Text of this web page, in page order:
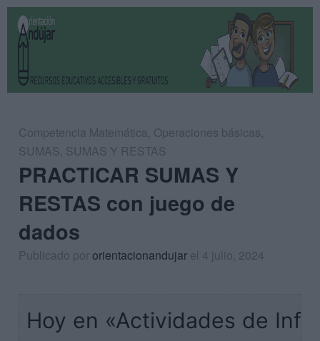
Competencia Matemática, Operaciones básicas,
SUMAS, SUMAS Y RESTAS
PRACTICAR SUMAS Y
RESTAS con juego de
dados
Publicado pororientacionandujar el 4 julio, 2024
Hoy en «Actividades de